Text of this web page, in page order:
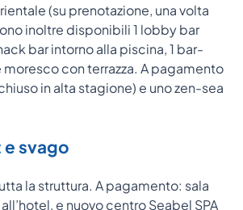
(su prenotazione, una volta
inoltre disponibili 1 lobby bar
bar intorno alla piscina, 1 bar-
con terrazza. A pagamento
in alta stagione) e uno zen-sea
svago
la struttura. A pagamento: sala
e nuovo centro Seabel SPA